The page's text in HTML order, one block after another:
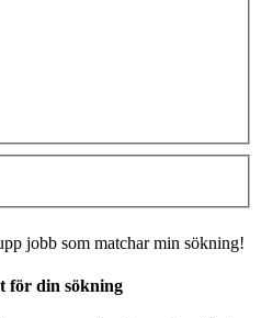
jobb som matchar min sökning!
för din sökning